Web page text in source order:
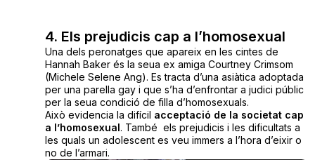
4. Els prejudicis cap a l’homosexual
Una dels peronatges que apareix en les cintes de
Hannah Baker és la seua ex amiga Courtney Crimsom
(Michele Selene Ang). Es tracta d’una asiàtica adoptada
per una parella gay i que s’ha d’enfrontar a judici públic
per la seua condició de filla d’homosexuals.
Això evidencia la difícil acceptació de la societat cap
a l’homosexual. També els prejudicis i les dificultats a
les quals un adolescent es veu immers a l’hora d’eixir o
no de l’armari.